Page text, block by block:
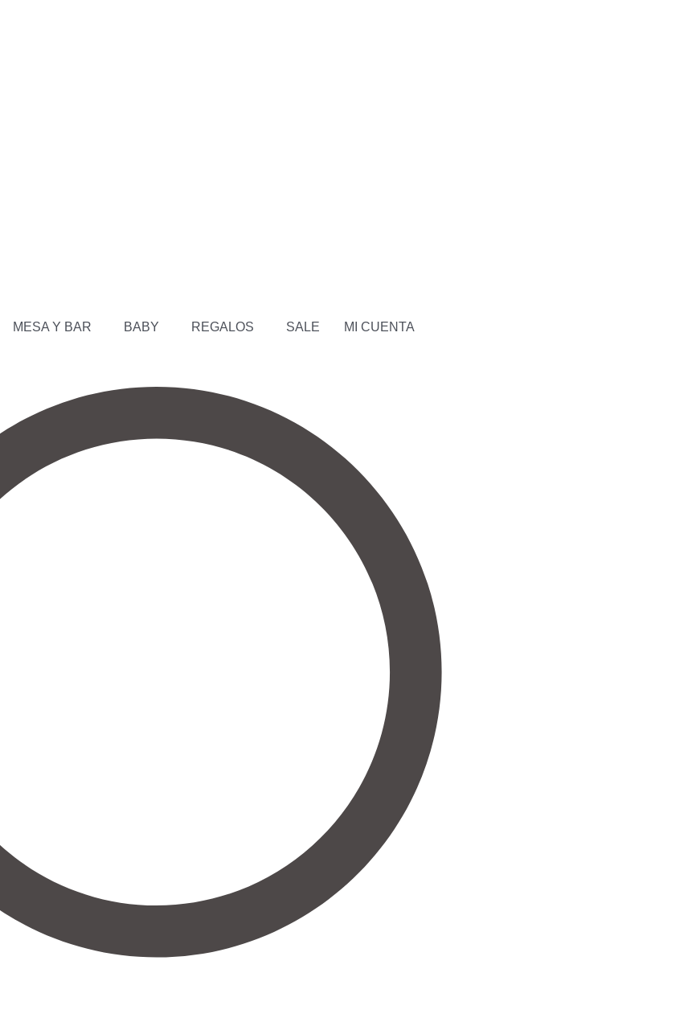
MESA Y BAR BABY REGALOS SALE MI CUENTA